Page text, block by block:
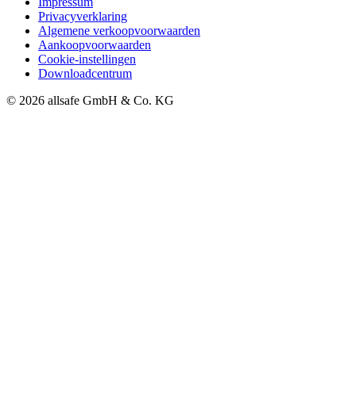
Privacyverklaring
Algemene verkoopvoorwaarden
Aankoopvoorwaarden
Cookie-instellingen
Downloadcentrum
© 2026 allsafe GmbH & Co. KG